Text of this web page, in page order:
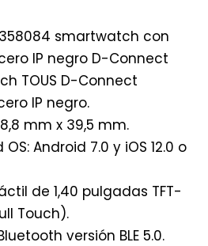
smartwatch con
IP negro D-Connect
TOUS D-Connect
IP negro.
mm x 39,5 mm.
Android 7.0 y iOS 12.0 o
de 1,40 pulgadas TFT-
Touch).
versión BLE 5.0.